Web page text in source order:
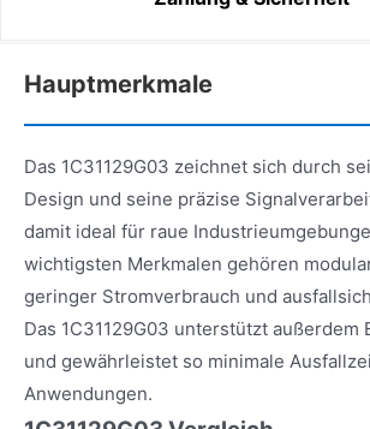
Hauptmerkmale
Das 1C31129G03 zeichnet sich durch
Design und seine präzise
damit ideal für raue
wichtigsten Merkmalen gehören
geringer Stromverbrauch und
Das 1C31129G03 unterstützt außerdem
und gewährleistet so minimale
Anwendungen.